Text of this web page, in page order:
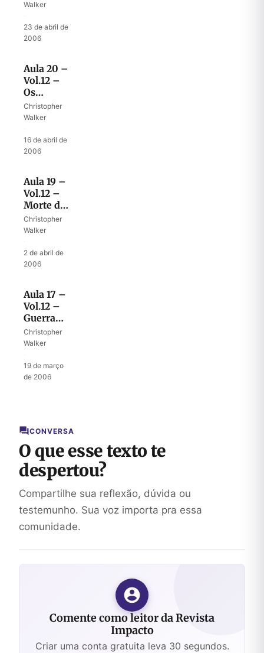
valentes?
Walker
23 de abril de
2006
Aula 20 –
Vol.12 –
Os
valentes
de Davi
Christopher
Walker
16 de abril de
2006
Aula 19 –
Vol.12 –
Morte de
Is-Bosete
Christopher
Walker
2 de abril de
2006
Aula 17 –
Vol.12 –
Guerra
entre casa
de Davi e
Saul
Christopher
Walker
19 de março
de 2006
CONVERSA
O que esse texto te
despertou?
Compartilhe sua reflexão, dúvida ou
testemunho. Sua voz importa pra essa
comunidade.
Comente como leitor da Revista
Impacto
Criar uma conta gratuita leva 30 segundos.